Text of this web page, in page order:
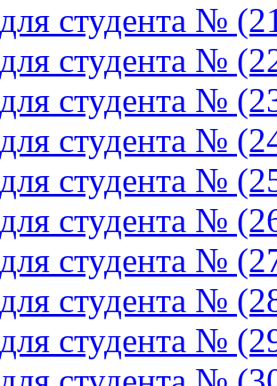
студента №
студента №
студента №
студента №
студента №
студента №
студента №
студента №
студента №